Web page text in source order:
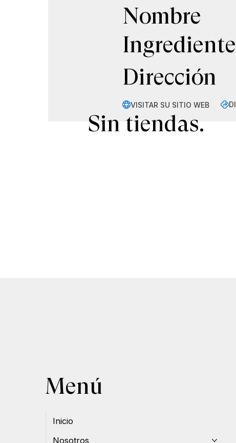
Nombre
Ingrediente
Dirección
VISITAR SU SITIO WEB
Sin tiendas.
Menú
Inicio
Nosotros